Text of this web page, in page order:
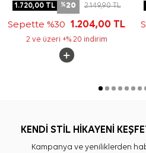
1.720,00TL %20 2.149,90TL
Sepette %30 1.204,00 TL
2 ve üzeri +% 20 indirim
KENDİ STİL HİKAYENİ
Kampanya ve yeniliklerden